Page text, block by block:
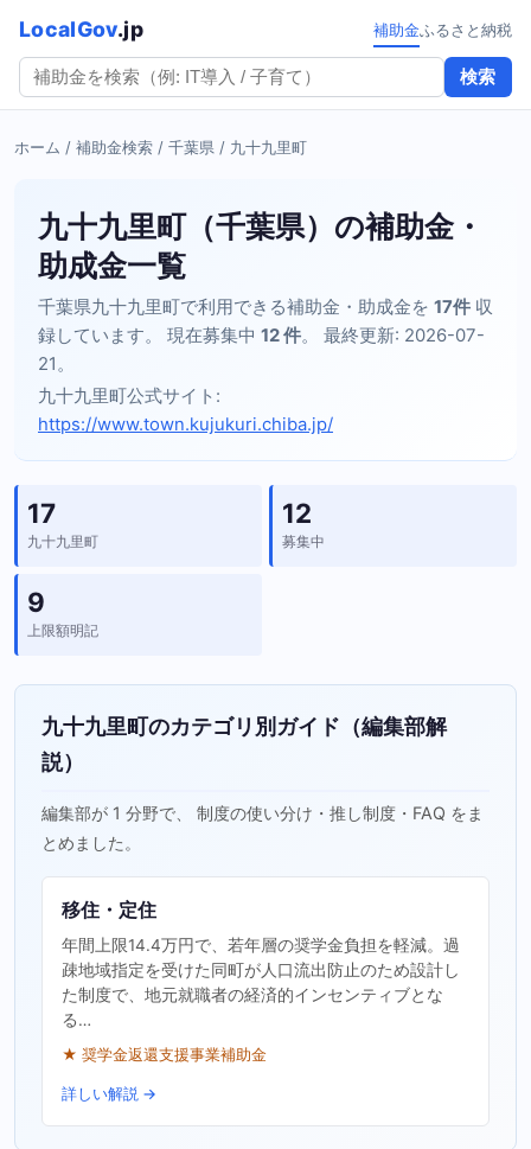
LocalGov.jp
検索
補助金ふるさと納税
ホーム / 補助金検索 / 千葉県 / 九十九里町
九十九里町（千葉県）の補助金・
助成金一覧
千葉県九十九里町で利用できる補助金・助成金を 17件 収
録しています。 現在募集中 12 件。 最終更新: 2026-07-
21。
九十九里町公式サイト:
https://www.town.kujukuri.chiba.jp/
17
九十九里町
12
募集中
9
上限額明記
九十九里町のカテゴリ別ガイド（編集部解
説）
編集部が 1 分野で、 制度の使い分け・推し制度・FAQ をま
とめました。
移住・定住
年間上限14.4万円で、若年層の奨学金負担を軽減。過
疎地域指定を受けた同町が人口流出防止のため設計し
た制度で、地元就職者の経済的インセンティブとな
る…
★ 奨学金返還支援事業補助金
詳しい解説 →